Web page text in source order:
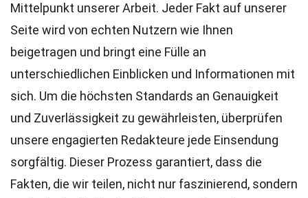
Mittelpunkt unserer Arbeit. Jeder Fakt auf unserer
Seite wird von echten Nutzern wie Ihnen
beigetragen und bringt eine Fülle an
unterschiedlichen Einblicken und Informationen mit
sich. Um die höchsten Standards an Genauigkeit
und Zuverlässigkeit zu gewährleisten, überprüfen
unsere engagierten Redakteure jede Einsendung
sorgfältig. Dieser Prozess garantiert, dass die
Fakten, die wir teilen, nicht nur faszinierend, sondern